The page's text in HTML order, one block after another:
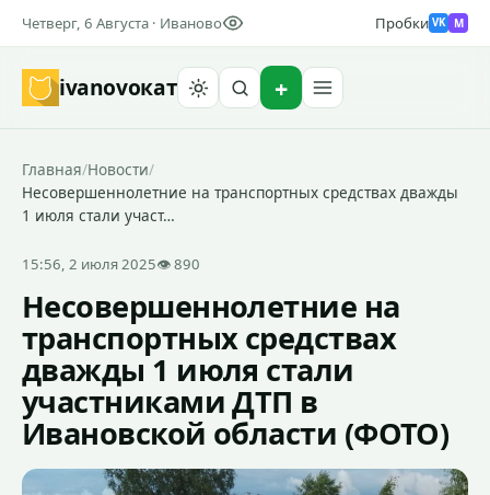
Четверг, 6 Августа · Иваново Пробки VK M
ivanovoкат
Главная/Новости/
Несовершеннолетние на транспортных средствах дважды
1 июля стали участ…
15:56, 2 июля 2025👁 890
Несовершеннолетние на
транспортных средствах
дважды 1 июля стали
участниками ДТП в
Ивановской области (ФОТО)